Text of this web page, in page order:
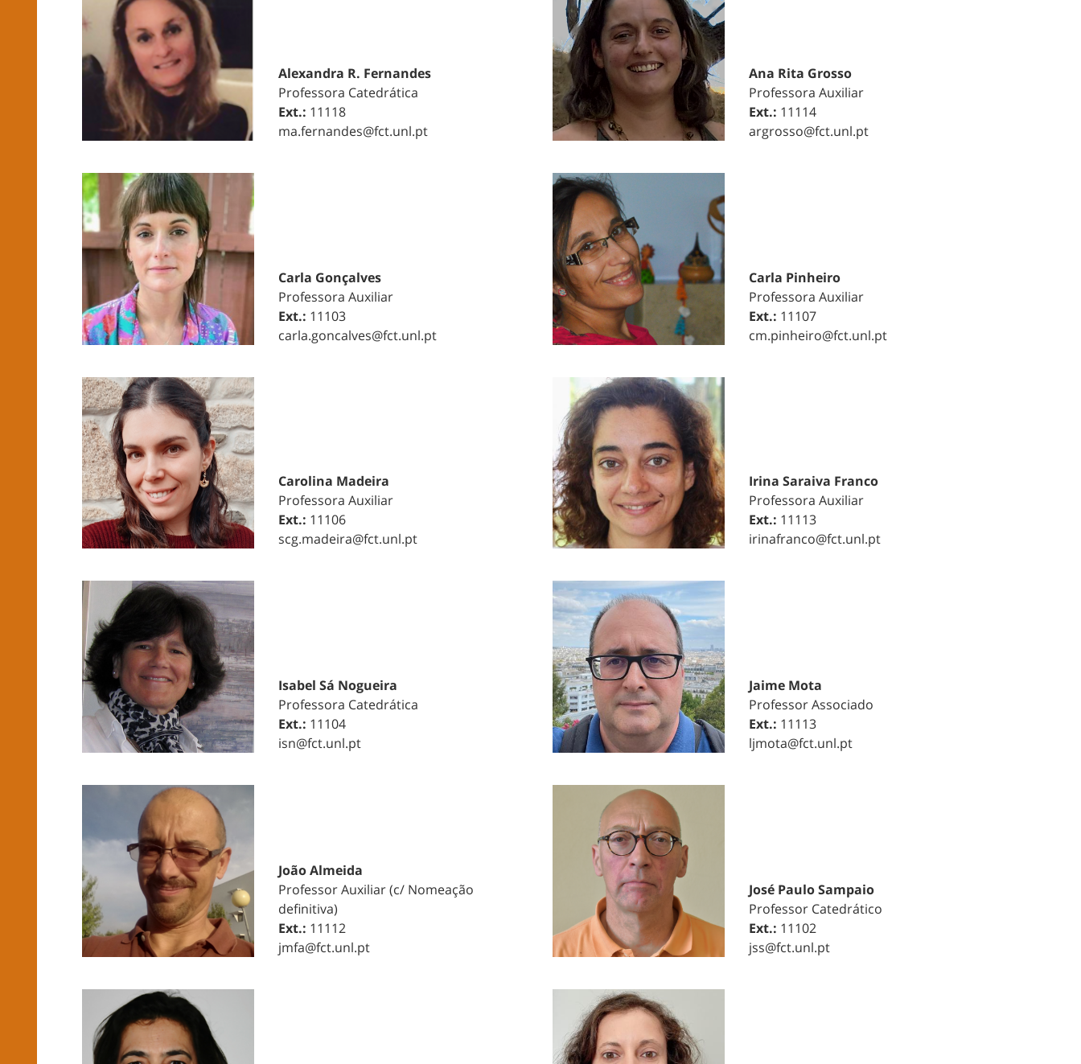
Alexandra R. Fernandes
Professora Catedrática
Ext.: 11118
ma.fernandes@fct.unl.pt
Ana Rita Grosso
Professora Auxiliar
Ext.: 11114
argrosso@fct.unl.pt
Carla Gonçalves
Professora Auxiliar
Ext.: 11103
carla.goncalves@fct.unl.pt
Carla Pinheiro
Professora Auxiliar
Ext.: 11107
cm.pinheiro@fct.unl.pt
Carolina Madeira
Professora Auxiliar
Ext.: 11106
scg.madeira@fct.unl.pt
Irina Saraiva Franco
Professora Auxiliar
Ext.: 11113
irinafranco@fct.unl.pt
Isabel Sá Nogueira
Professora Catedrática
Ext.: 11104
isn@fct.unl.pt
Jaime Mota
Professor Associado
Ext.: 11113
ljmota@fct.unl.pt
João Almeida
Professor Auxiliar (c/ Nomeação
definitiva)
Ext.: 11112
jmfa@fct.unl.pt
José Paulo Sampaio
Professor Catedrático
Ext.: 11102
jss@fct.unl.pt